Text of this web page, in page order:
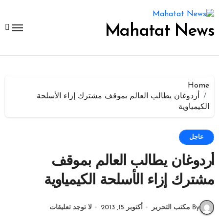
إلى
المحتوى
Mahatat News
Home
أردوغان يطالب العالم بموقف مشترك إزاء الأسلحة
الكيمياوية
عاجل
أردوغان يطالب العالم بموقف
مشترك إزاء الأسلحة الكيمياوية
By مكتب التحرير أكتوبر 15, 2013 لا توجد تعليقات